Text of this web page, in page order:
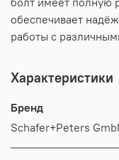
обеспечивает
работы с
Характеристики
Бренд
Schafer+Peters